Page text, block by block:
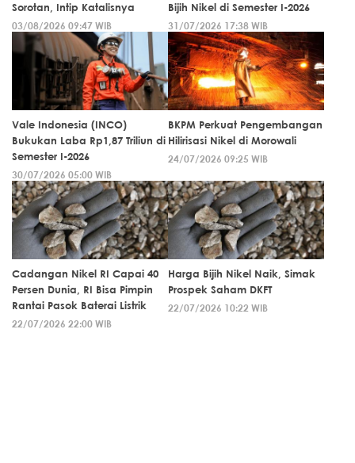
Sorotan, Intip Katalisnya
03/08/2026 09:47 WIB
Bijih Nikel di Semester I-2026
31/07/2026 17:38 WIB
Vale Indonesia (INCO)
Bukukan Laba Rp1,87 Triliun di
Semester I-2026
30/07/2026 05:00 WIB
BKPM Perkuat Pengembangan
Hilirisasi Nikel di Morowali
24/07/2026 09:25 WIB
Cadangan Nikel RI Capai 40
Persen Dunia, RI Bisa Pimpin
Rantai Pasok Baterai Listrik
22/07/2026 22:00 WIB
Harga Bijih Nikel Naik, Simak
Prospek Saham DKFT
22/07/2026 10:22 WIB